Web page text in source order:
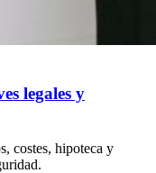
legales y
costes, hipoteca y